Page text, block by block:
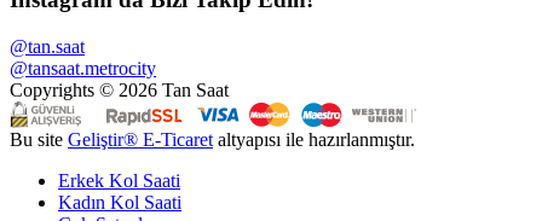
@tan.saat
@tansaat.metrocity
Copyrights © 2026 Tan Saat
Bu site Geliştir® E-Ticaret altyapısı ile hazırlanmıştır.
Erkek Kol Saati
Kadın Kol Saati